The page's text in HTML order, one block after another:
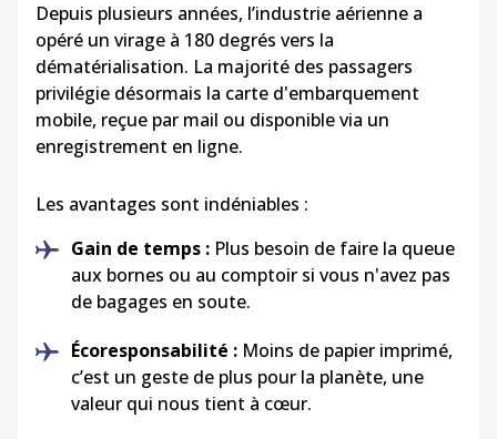
Depuis plusieurs années, l’industrie aérienne a
opéré un virage à 180 degrés vers la
dématérialisation. La majorité des passagers
privilégie désormais la carte d'embarquement
mobile, reçue par mail ou disponible via un
enregistrement en ligne.
Les avantages sont indéniables :
Gain de temps : Plus besoin de faire la queue
aux bornes ou au comptoir si vous n'avez pas
de bagages en soute.
Écoresponsabilité : Moins de papier imprimé,
c’est un geste de plus pour la planète, une
valeur qui nous tient à cœur.